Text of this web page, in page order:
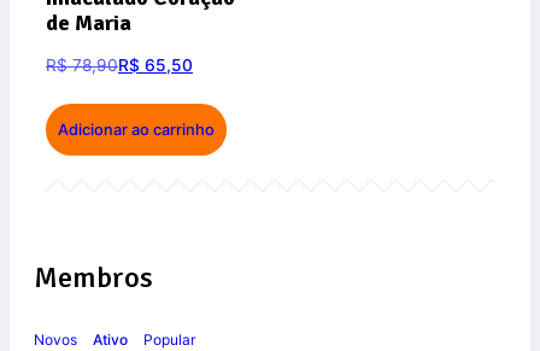
de Maria
R$78,90R$ 65,50
Adicionar ao carrinho
Membros
Novos Ativo Popular